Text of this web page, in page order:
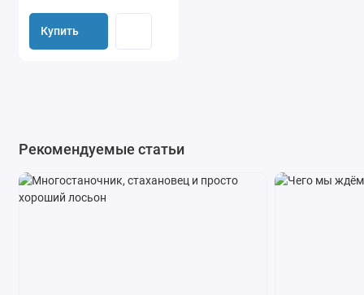
Купить
Рекомендуемые статьи